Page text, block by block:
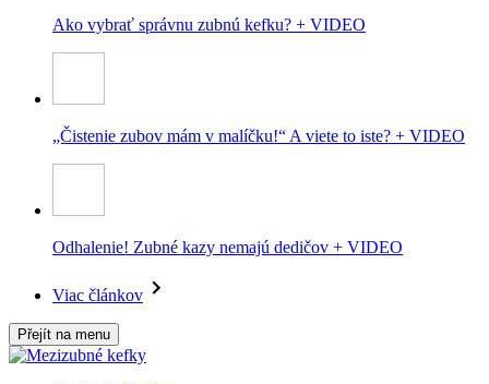
Ako vybrať správnu zubnú kefku? + VIDEO
„Čistenie zubov mám v malíčku!“ A viete to iste? + VIDEO
Odhalenie! Zubné kazy nemajú dedičov + VIDEO
Viac článkov
Přejít na menu